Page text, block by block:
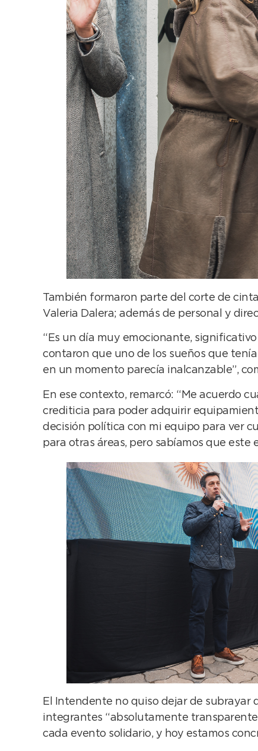
También formaron parte del corte de
Valeria Dalera; además de personal y
“Es un día muy emocionante,
contaron que uno de los sueños que
en un momento parecía inalcanzable”,
En ese contexto, remarcó: “Me acuerdo
crediticia para poder adquirir
decisión política con mi equipo para ver
para otras áreas, pero sabíamos que este
El Intendente no quiso dejar de subrayar
integrantes “absolutamente
cada evento solidario, y hoy estamos